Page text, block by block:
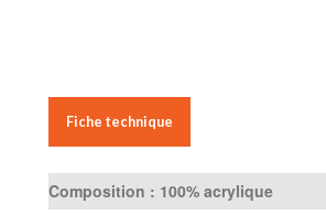
Fiche technique
Composition : 100% acrylique